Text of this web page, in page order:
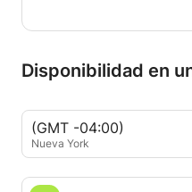
Disponibilidad en
(GMT -04:00)
Nueva York